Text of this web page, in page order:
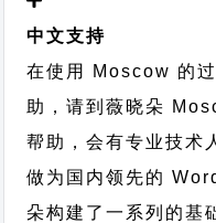
中文支持
在使用 Moscow 的
助，请到薇晓朵
帮助，会有专业技术
做为国内领先的
朵构建了一系列的基